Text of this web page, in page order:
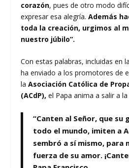
corazón, pues de otro modo
expresar esa alegría.Además
toda la creación, urgimos al
nuestro júbilo”.
Con estas palabras, incluidas en
ha enviado a los promotores de
laAsociación Católica de
(ACdP), el Papa anima a salir a
“Canten al Señor, que su
todo el mundo, imiten a
sembró a sí mismo, para
fuerza de su amor.